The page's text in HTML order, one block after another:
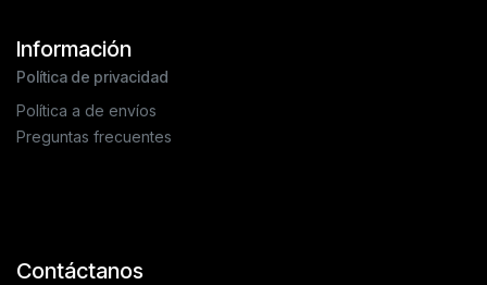
Información
Política de privacidad
Política a de envíos
Preguntas frecuentes
Contáctanos